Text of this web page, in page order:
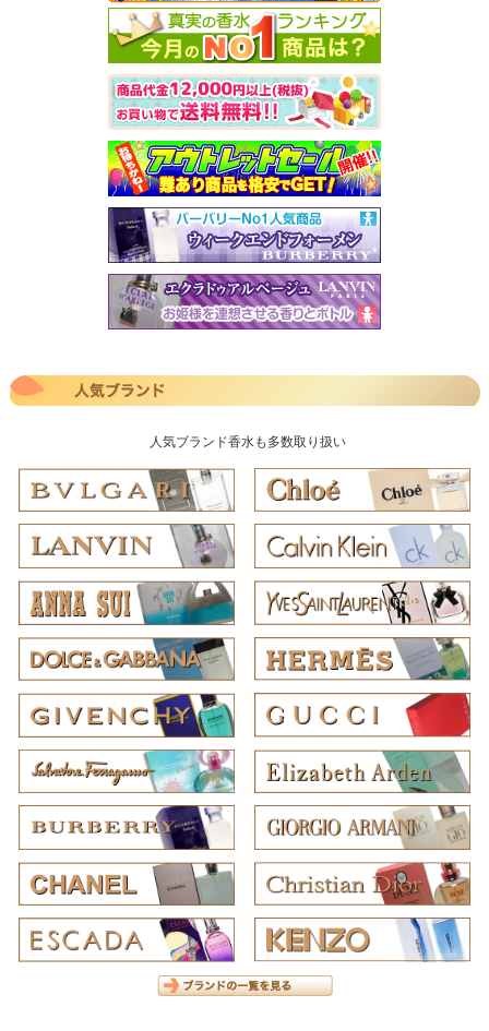
人気ブランド香水も多数取り扱い